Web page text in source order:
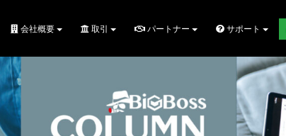
会社概要 取引 パートナー サポート